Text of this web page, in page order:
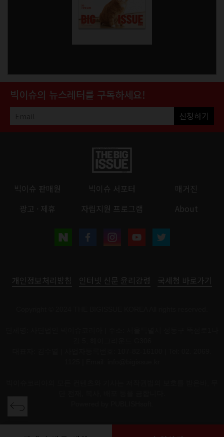
빅이슈의 뉴스레터를 구독하세요!
신청하기
빅이슈 판매원 빅이슈 서포터
매거진
광고 · 제휴
자립지원 프로그램 About
개인정보처리방침 인터넷 신문 윤리강령 국세청 바로가기